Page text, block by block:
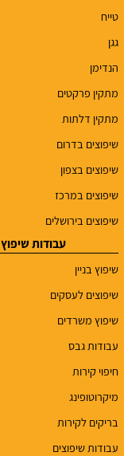
טייח
גגן
הנדימן
מתקין פרקטים
מתקין דלתות
שיפוצים בדרום
שיפוצים בצפון
שיפוצים במרכז
שיפוצים בירושלים
עבודות שיפוץ
שיפוץ בניין
שיפוצים לעסקים
שיפוץ משרדים
עבודות גבס
חיפוי קירות
מיקרוטופינג
בריקים לקירות
עבודות שיפוצים